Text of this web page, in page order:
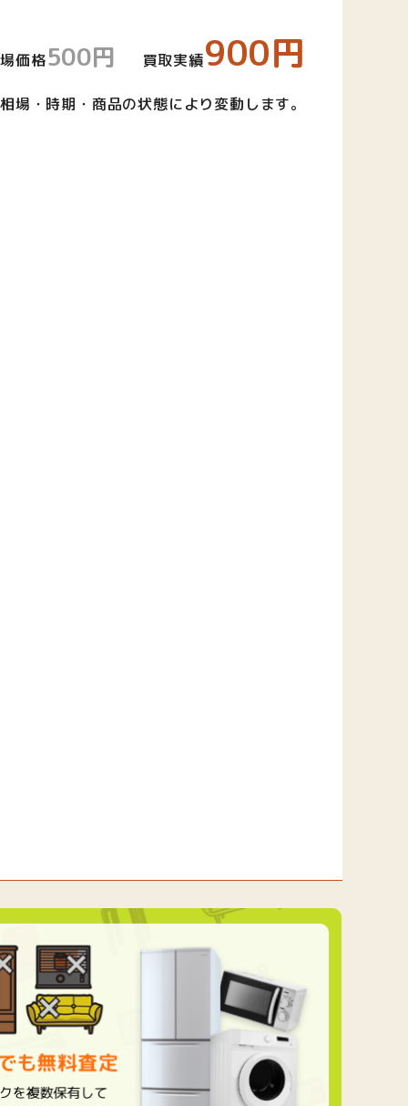
価格500円 買取実績900円
場・時期・商品の状態により変動します。